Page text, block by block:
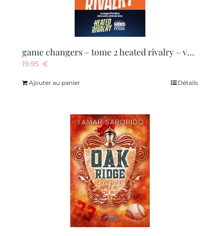
game changers – tome 2 heated rivalry – vol02
19.95 €
Ajouter au panier Détails